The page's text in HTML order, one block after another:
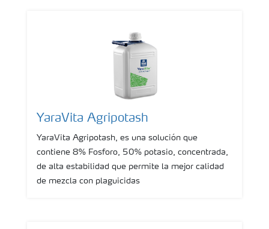
YaraVita Agripotash
YaraVita Agripotash, es una solución que
contiene 8% Fosforo, 50% potasio, concentrada,
de alta estabilidad que permite la mejor calidad
de mezcla con plaguicidas